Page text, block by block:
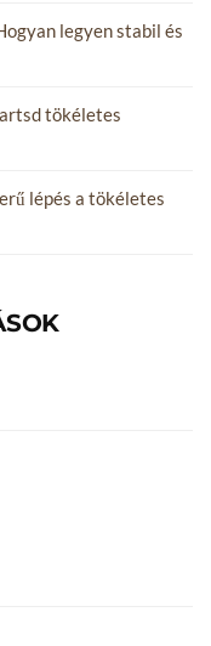
legyen stabil és
tökéletes
lépés a tökéletes